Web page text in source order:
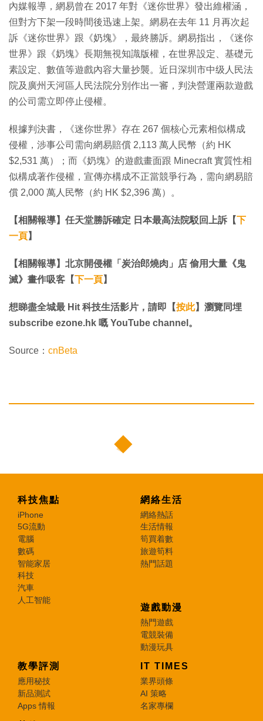
內媒報導，網易曾在 2017 年對《迷你世界》發出維權涵，
但對方下架一段時間後迅速上架。網易在去年 11 月再次起
訴《迷你世界》跟《奶塊》，最終勝訴。網易指出，《迷你
世界》跟《奶塊》長期無視知識版權，在世界設定、基礎元
素設定、數值等遊戲內容大量抄襲。近日深圳市中级人民法
院及廣州天河區人民法院分別作出一審，判決營運兩款遊戲
的公司需立即停止侵權。
根據判決書，《迷你世界》存在 267 個核心元素相似構成
侵權，涉事公司需向網易賠償 2,113 萬人民幣（約 HK
$2,531 萬）；而《奶塊》的遊戲畫面跟 Minecraft 實質性相
似構成著作侵權，宣傳亦構成不正當競爭行為，需向網易賠
償 2,000 萬人民幣（約 HK $2,396 萬）。
【相關報導】任天堂勝訴確定 日本最高法院駁回上訴【下
一頁】
【相關報導】北京開侵權「炭治郎燒肉」店 偷用大量《鬼
滅》畫作吸客【下一頁】
想睇盡全城最 Hit 科技生活影片，請即【按此】瀏覽同埋
subscribe ezone.hk 嘅 YouTube channel。
Source： cnBeta
科技焦點
iPhone
5G流動
電腦
數碼
智能家居
科技
汽車
人工智能
網絡生活
網絡熱話
生活情報
筍買着數
旅遊筍料
熱門話題
遊戲動漫
熱門遊戲
電競裝備
動漫玩具
教學評測
應用秘技
新品測試
Apps 情報
IT TIMES
業界頭條
AI 策略
名家專欄